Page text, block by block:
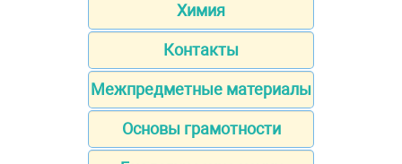
Химия
Контакты
Межпредметные материалы
Основы грамотности